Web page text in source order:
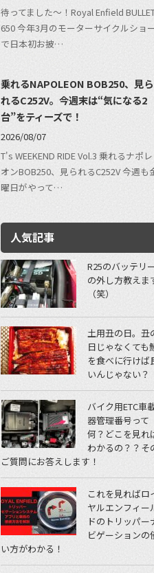
待ってました〜！Royal Enfield
650 今年3月のモーターサイクルショー
で日本初お披…
乗れるNAPOLEON BOB250、見ら
れるC252V。今週末は“気になる2
台”をティーズで！
2026/08/07
T's WEEKEND RIDE Vol.3 乗れるナポレ
オンBOB250、見られるC252V 今週も
曜日がやって…
人気記事
R25のバッテリ
の外し方教えま
（笑）
土用丑の日。丑
日じゃなくても
を食べに行けば
いんじゃない？
バイク用ETC車
器管理番号って
何？どこを見れ
わかるの？？そ
ご質問にお答えします！
これを見ればロ
ヤルエンフィー
ドのトリッパー
ビゲーションの
い方がわかる！